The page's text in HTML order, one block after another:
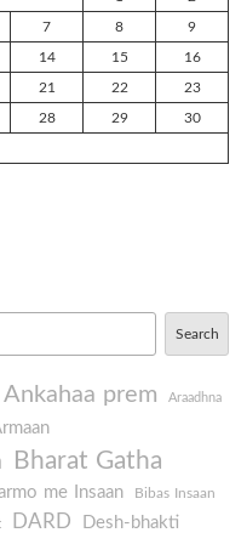
7 8 9
14 15 16
21 22 23
28 29 30
Search
Ankahaa prem Araadhna
Bharat Gatha
me Insaan Bibas Insaan
DARD Desh-bhakti